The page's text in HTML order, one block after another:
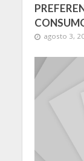
agosto 3,